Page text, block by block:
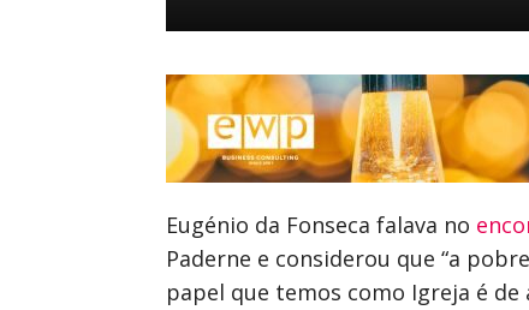
Eugénio da Fonseca falava no
Paderne e considerou que “a
papel que temos como Igreja é